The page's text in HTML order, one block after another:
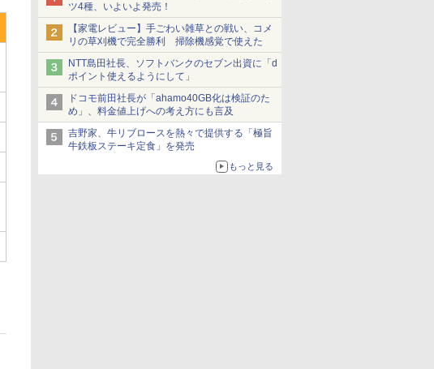
ツ4種、いよいよ発売！
【家電レビュー】手ごわい雑草との戦い、コメ
リの草刈機で完全勝利 掃除機感覚で使えた
NTT島田社長、ソフトバンクのセブン出資に「d
ポイント使えるようにして」
ドコモ前田社長が「ahamo40GB化は検証のた
め」、料金値上げへの考え方にも言及
吉野家、牛リブロースを熱々で提供する「極旨
牛鉄板ステーキ定食」を発売
もっと見る